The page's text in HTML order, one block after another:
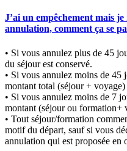
J’ai un empêchement mais
annulation, comment ça se
• Si vous annulez plus de 45
du séjour est conservé.
• Si vous annulez moins de 45
montant total (séjour + voyage)
• Si vous annulez moins de 7
montant (séjour ou formation+
• Tout séjour/formation
motif du départ, sauf si vous
annulation qui est proposée en